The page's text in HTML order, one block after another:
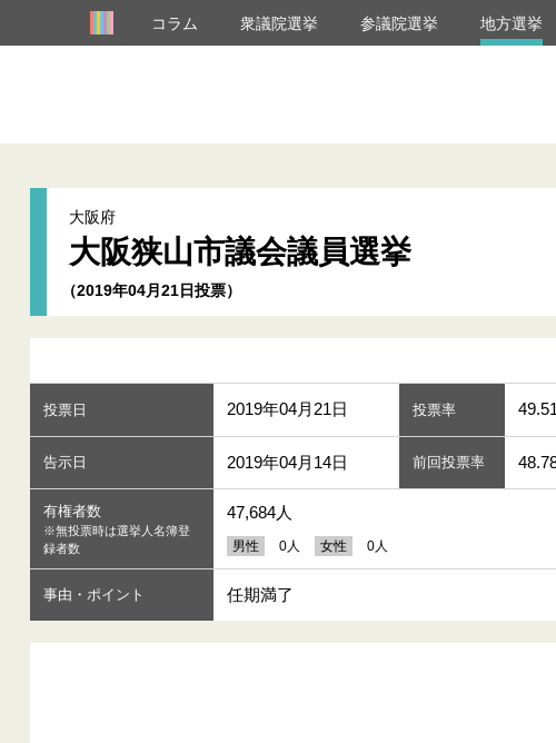
コラム 衆議院選挙 参議院選挙 地方選挙
大阪府
大阪狭山市議会議員選挙
（2019年04月21日投票）
投票日 2019年04月21日 投票率
告示日 2019年04月14日 前回投票率
有権者数
※無投票時は選挙人名簿登
録者数
47,684人
男性 0人 女性 0人
事由・ポイント 任期満了